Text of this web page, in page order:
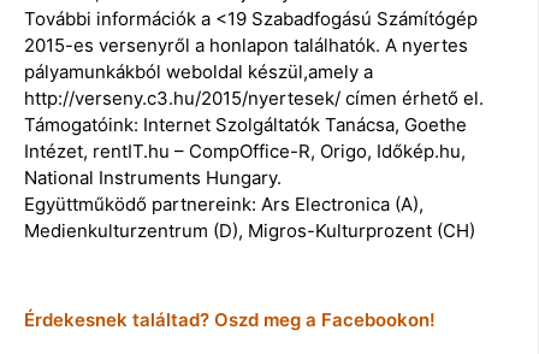
További információk a <19 Szabadfogású Számítógép
2015-es versenyről a honlapon találhatók. A nyertes
pályamunkákból weboldal készül,amely a
http://verseny.c3.hu/2015/nyertesek/ címen érhető el.
Támogatóink: Internet Szolgáltatók Tanácsa, Goethe
Intézet, rentIT.hu – CompOffice-R, Origo, Időkép.hu,
National Instruments Hungary.
Együttműködő partnereink: Ars Electronica (A),
Medienkulturzentrum (D), Migros-Kulturprozent (CH)
Érdekesnek találtad? Oszd meg a Facebookon!